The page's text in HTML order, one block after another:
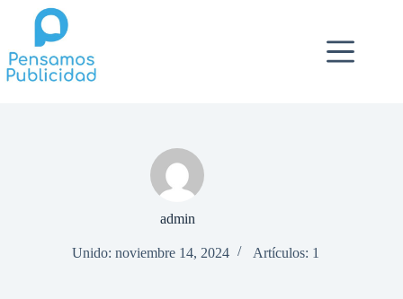
contenido
admin
Unido: noviembre 14, 2024 Artículos: 1